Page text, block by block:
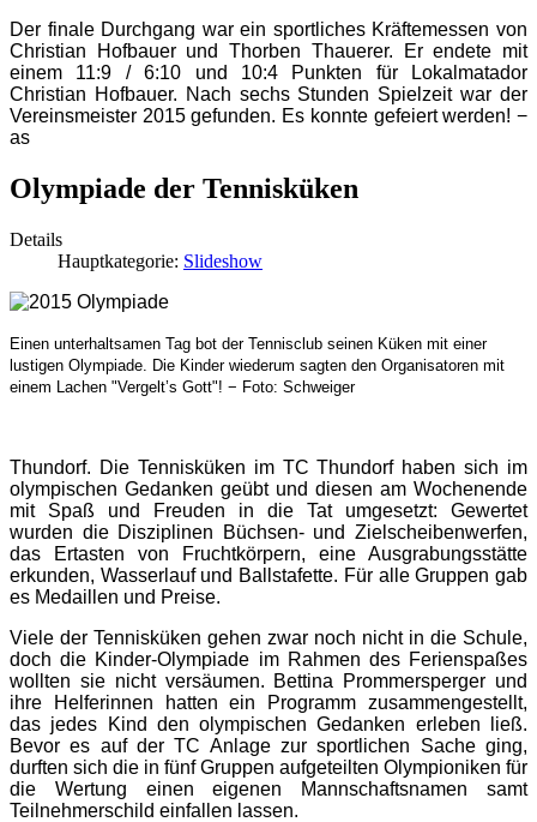
Der finale Durchgang war ein sportliches Kräftemessen von
Christian Hofbauer und Thorben Thauerer. Er endete mit
einem 11:9 / 6:10 und 10:4 Punkten für Lokalmatador
Christian Hofbauer. Nach sechs Stunden Spielzeit war der
Vereinsmeister 2015 gefunden. Es konnte gefeiert werden! −
as
Olympiade der Tennisküken
Details
Hauptkategorie: Slideshow
Einen unterhaltsamen Tag bot der Tennisclub seinen Küken mit einer
lustigen Olympiade. Die Kinder wiederum sagten den Organisatoren mit
einem Lachen "Vergelt’s Gott"! − Foto: Schweiger
Thundorf. Die Tennisküken im TC Thundorf haben sich im
olympischen Gedanken geübt und diesen am Wochenende
mit Spaß und Freuden in die Tat umgesetzt: Gewertet
wurden die Disziplinen Büchsen- und Zielscheibenwerfen,
das Ertasten von Fruchtkörpern, eine Ausgrabungsstätte
erkunden, Wasserlauf und Ballstafette. Für alle Gruppen gab
es Medaillen und Preise.
Viele der Tennisküken gehen zwar noch nicht in die Schule,
doch die Kinder-Olympiade im Rahmen des Ferienspaßes
wollten sie nicht versäumen. Bettina Prommersperger und
ihre Helferinnen hatten ein Programm zusammengestellt,
das jedes Kind den olympischen Gedanken erleben ließ.
Bevor es auf der TC Anlage zur sportlichen Sache ging,
durften sich die in fünf Gruppen aufgeteilten Olympioniken für
die Wertung einen eigenen Mannschaftsnamen samt
Teilnehmerschild einfallen lassen.